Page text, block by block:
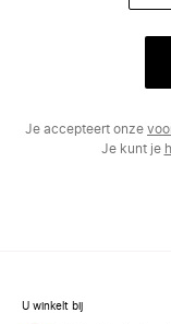
Je accepteert onze
Je kunt je
U winkelt bij